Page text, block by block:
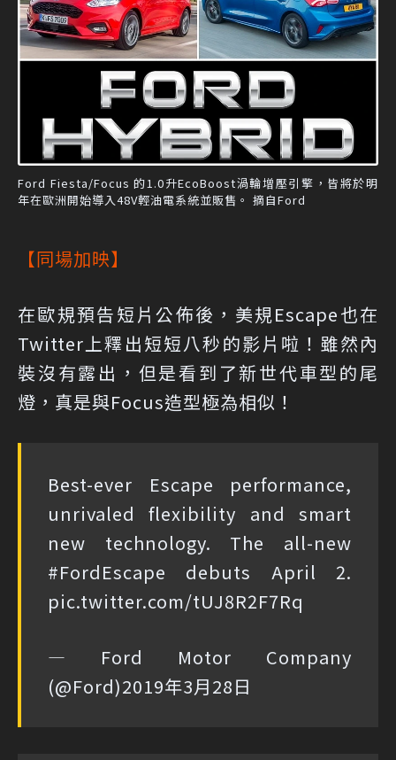
Ford Fiesta/Focus 的1.0升EcoBoost渦輪增壓引擎，皆將於明
年在歐洲開始導入48V輕油電系統並販售。 摘自Ford
【同場加映】
在歐規預告短片公佈後，美規Escape也在
Twitter上釋出短短八秒的影片啦！雖然內
裝沒有露出，但是看到了新世代車型的尾
燈，真是與Focus造型極為相似！
Best-ever Escape performance,
unrivaled flexibility and smart
new technology. The all-new
#FordEscape debuts April 2.
pic.twitter.com/tUJ8R2F7Rq
— Ford Motor Company
(@Ford)2019年3月28日